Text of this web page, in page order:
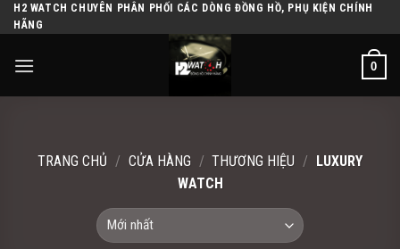
Skip
to
content
H2 WATCH CHUYÊN PHÂN PHỐI CÁC DÒNG ĐỒNG HỒ, PHỤ KIỆN CHÍNH
HÃNG
0
TRANG CHỦ / CỬA HÀNG / THƯƠNG HIỆU / LUXURY
WATCH